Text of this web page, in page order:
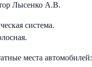
Лысенко А.В.
система.
места автомобилей: